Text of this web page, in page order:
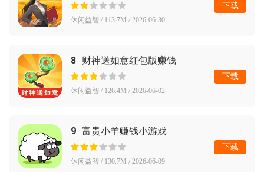
休闲益智 / 113.7M / 2026-06-30
下载
8 财神送如意红包版赚钱
休闲益智 / 126.4M / 2026-06-02
下载
9 富贵小羊赚钱小游戏
休闲益智 / 130.7M / 2026-06-09
下载